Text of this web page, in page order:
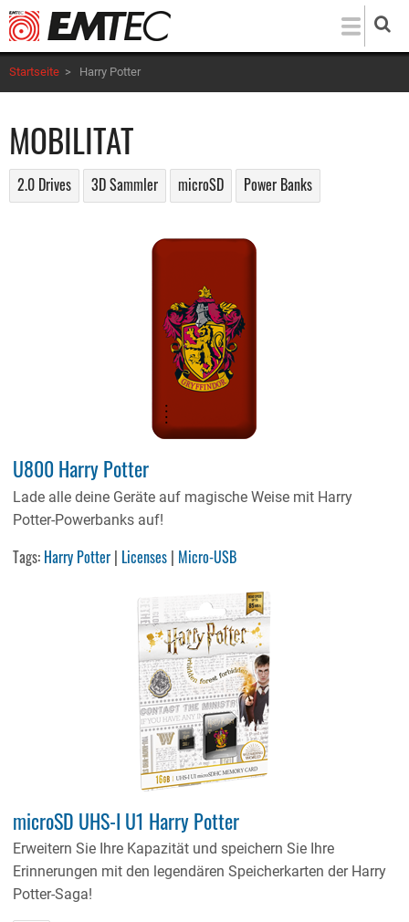
Direkt
zum
Inhalt
Startseite > Harry Potter
MOBILITAT
2.0 Drives 3D Sammler microSD Power Banks
U800 Harry Potter
Lade alle deine Geräte auf magische Weise mit Harry
Potter-Powerbanks auf!
Tags: Harry Potter | Licenses | Micro-USB
microSD UHS-I U1 Harry Potter
Erweitern Sie Ihre Kapazität und speichern Sie Ihre
Erinnerungen mit den legendären Speicherkarten der Harry
Potter-Saga!